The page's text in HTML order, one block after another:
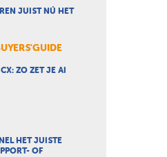
JUIST NÚ HET
ZO ZET JE AI
HET JUISTE
OF